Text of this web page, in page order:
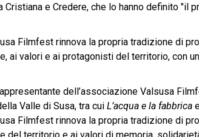
e Credere, che lo hanno definito "il
Filmfest rinnova la propria tradizione di
ai valori e ai protagonisti del territorio, con
dell’associazione Valsusa
Valle di Susa, tra cui L’acqua e la fabbrica
Filmfest rinnova la propria tradizione di
del territorio e ai valori di memoria,